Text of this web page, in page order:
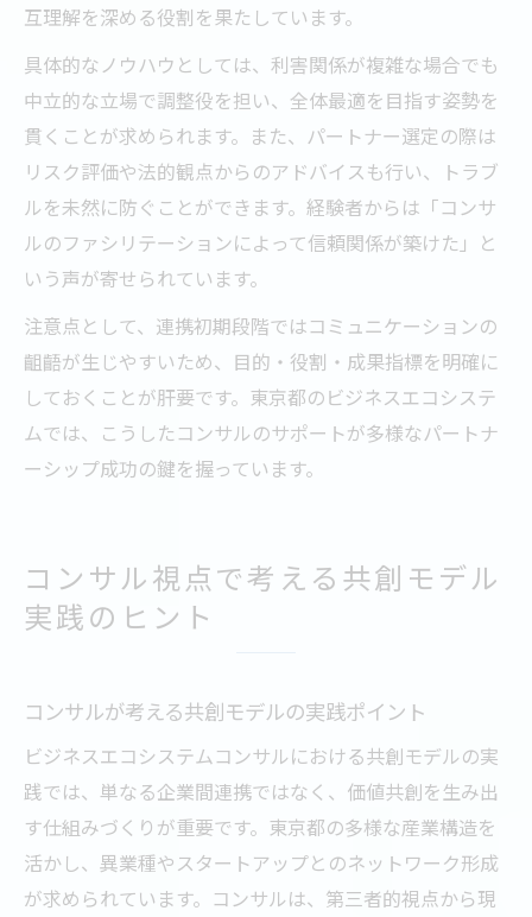
互理解を深める役割を果たしています。
具体的なノウハウとしては、利害関係が複雑な場合でも
中立的な立場で調整役を担い、全体最適を目指す姿勢を
貫くことが求められます。また、パートナー選定の際は
リスク評価や法的観点からのアドバイスも行い、トラブ
ルを未然に防ぐことができます。経験者からは「コンサ
ルのファシリテーションによって信頼関係が築けた」と
いう声が寄せられています。
注意点として、連携初期段階ではコミュニケーションの
齟齬が生じやすいため、目的・役割・成果指標を明確に
しておくことが肝要です。東京都のビジネスエコシステ
ムでは、こうしたコンサルのサポートが多様なパートナ
ーシップ成功の鍵を握っています。
コンサル視点で考える共創モデル
実践のヒント
コンサルが考える共創モデルの実践ポイント
ビジネスエコシステムコンサルにおける共創モデルの実
践では、単なる企業間連携ではなく、価値共創を生み出
す仕組みづくりが重要です。東京都の多様な産業構造を
活かし、異業種やスタートアップとのネットワーク形成
が求められています。コンサルは、第三者的視点から現